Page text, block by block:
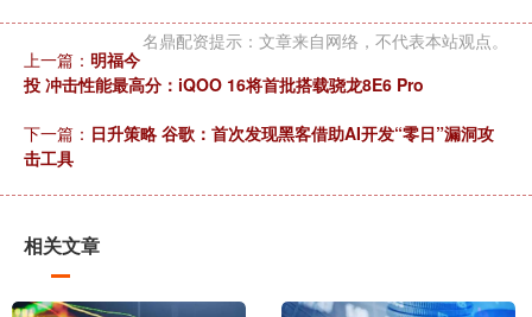
名鼎配资提示：文章来自网络，不代表本站观点。
上一篇： 明福今
投 冲击性能最高分：iQOO 16将首批搭载骁龙8E6 Pro
下一篇： 日升策略 谷歌：首次发现黑客借助AI开发“零日”漏洞攻
击工具
相关文章